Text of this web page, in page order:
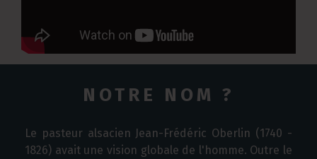
NOTRE NOM ?
Le pasteur alsacien Jean-Frédéric Oberlin (1740 -
1826) avait une vision globale de l'homme. Outre le